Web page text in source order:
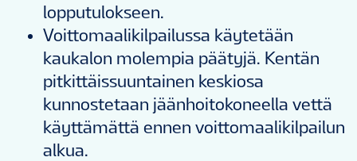
lopputulokseen.
Voittomaalikilpailussa käytetään
kaukalon molempia päätyjä. Kentän
pitkittäissuuntainen keskiosa
kunnostetaan jäänhoitokoneella vettä
käyttämättä ennen voittomaalikilpailun
alkua.